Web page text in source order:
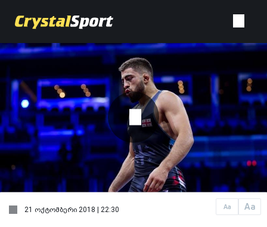
Aa Aa
21 ოქტომბერი 2018 | 22:30